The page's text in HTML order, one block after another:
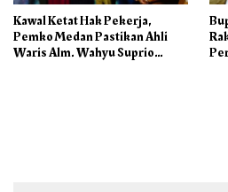
Kawal Ketat Hak Pekerja,
Pemko Medan Pastikan Ahli
Waris Alm. Wahyu Suprio